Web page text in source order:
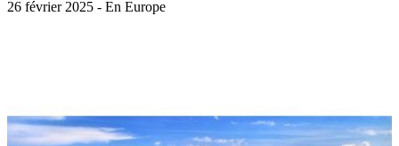
26 février 2025 - En Europe